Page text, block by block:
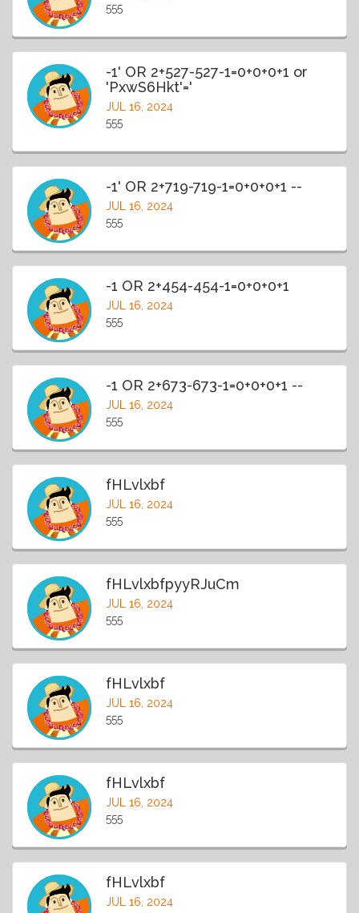
555
-1' OR 2+527-527-1=0+0+0+1 or
'PxwS6Hkt'='
JUL 16, 2024
555
-1' OR 2+719-719-1=0+0+0+1 --
JUL 16, 2024
555
-1 OR 2+454-454-1=0+0+0+1
JUL 16, 2024
555
-1 OR 2+673-673-1=0+0+0+1 --
JUL 16, 2024
555
fHLvlxbf
JUL 16, 2024
555
fHLvlxbfpyyRJuCm
JUL 16, 2024
555
fHLvlxbf
JUL 16, 2024
555
fHLvlxbf
JUL 16, 2024
555
fHLvlxbf
JUL 16, 2024